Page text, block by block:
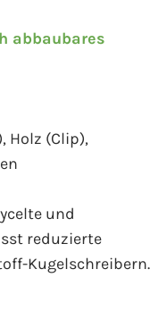
abbaubares
Holz (Clip),
und
reduzierte
Kugelschreibern.